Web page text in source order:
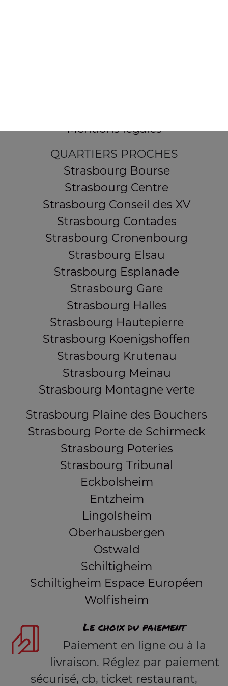
Mentions légales
QUARTIERS PROCHES
Strasbourg Bourse
Strasbourg Centre
Strasbourg Conseil des XV
Strasbourg Contades
Strasbourg Cronenbourg
Strasbourg Elsau
Strasbourg Esplanade
Strasbourg Gare
Strasbourg Halles
Strasbourg Hautepierre
Strasbourg Koenigshoffen
Strasbourg Krutenau
Strasbourg Meinau
Strasbourg Montagne verte
Strasbourg Plaine des Bouchers
Strasbourg Porte de Schirmeck
Strasbourg Poteries
Strasbourg Tribunal
Eckbolsheim
Entzheim
Lingolsheim
Oberhausbergen
Ostwald
Schiltigheim
Schiltigheim Espace Européen
Wolfisheim
Le choix du paiement
Paiement en ligne ou à la
livraison. Réglez par paiement
sécurisé, cb, ticket restaurant,